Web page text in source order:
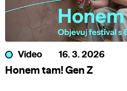
Video 16. 3. 2026
Honem tam! Gen Z